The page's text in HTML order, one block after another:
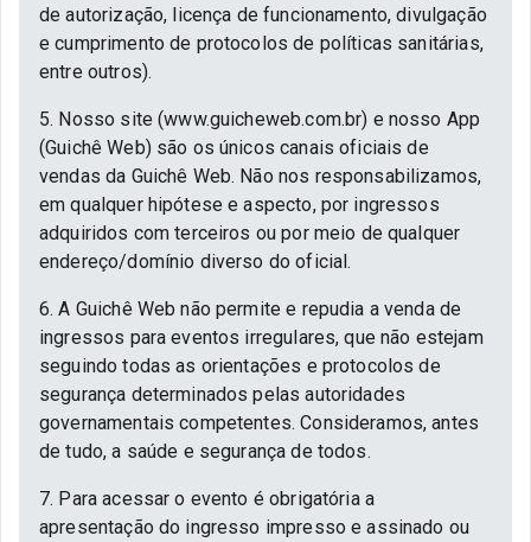
de autorização, licença de funcionamento, divulgação
e cumprimento de protocolos de políticas sanitárias,
entre outros).
5. Nosso site (www.guicheweb.com.br) e nosso App
(Guichê Web) são os únicos canais oficiais de
vendas da Guichê Web. Não nos responsabilizamos,
em qualquer hipótese e aspecto, por ingressos
adquiridos com terceiros ou por meio de qualquer
endereço/domínio diverso do oficial.
6. A Guichê Web não permite e repudia a venda de
ingressos para eventos irregulares, que não estejam
seguindo todas as orientações e protocolos de
segurança determinados pelas autoridades
governamentais competentes. Consideramos, antes
de tudo, a saúde e segurança de todos.
7. Para acessar o evento é obrigatória a
apresentação do ingresso impresso e assinado ou